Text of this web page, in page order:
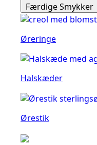
Færdige Smykker
Øreringe
Halskæder
Ørestik